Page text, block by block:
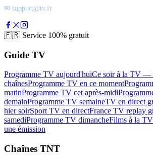
✉ support@tv.fr
🇫🇷 Service 100% gratuit
Guide TV
Programme TV aujourd'huiCe soir à la TV —
chaînesProgramme TV en ce moment
matinProgramme TV cet après-midi
demainProgramme TV semaineTV en direct
hier soirSport TV en directFrance TV replay
samediProgramme TV dimancheFilms à la
une émission
Chaînes TNT